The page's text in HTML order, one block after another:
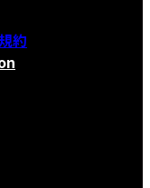
約